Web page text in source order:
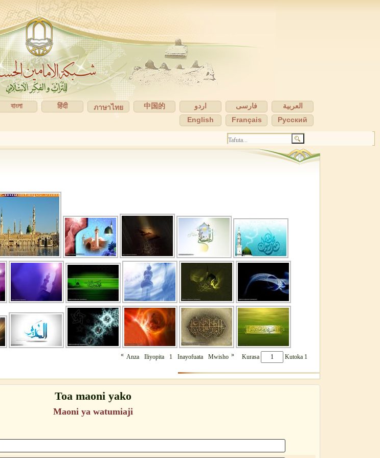
العربية فارسی اردو 中国的
ภาษาไทย
हिंदी
বাংলা
Pусский
Français
English
Kurasa Kutoka 1
« Anza Iliyopita 1 Inayofuata Mwisho »
Toa maoni yako
Maoni ya watumiaji